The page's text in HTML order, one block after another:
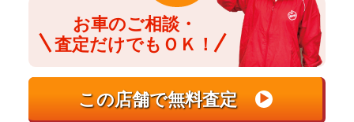
お車のご相談・
査定だけでもＯＫ！